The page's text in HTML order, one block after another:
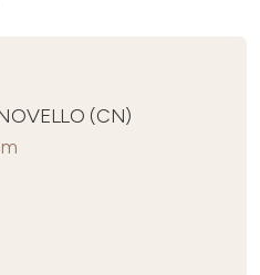
(CN)